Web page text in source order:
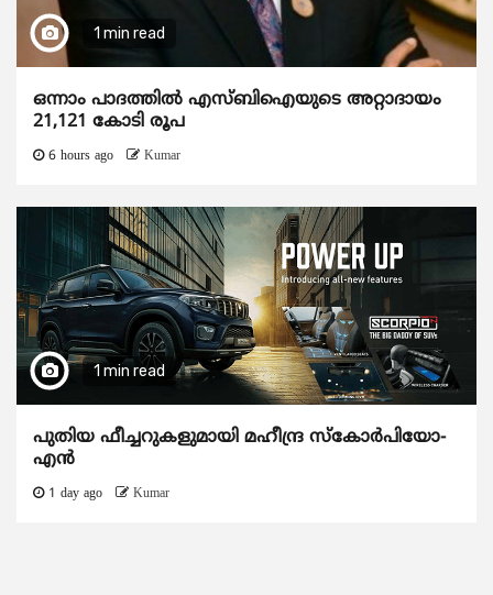
1 min read
ഒന്നാം പാദത്തിൽ എസ്ബിഐയുടെ അറ്റാദായം
21,121 കോടി രൂപ
6 hours ago Kumar
1 min read
പുതിയ ഫീച്ചറുകളുമായി മഹീന്ദ്ര സ്കോർപിയോ-
എൻ
1 day ago Kumar